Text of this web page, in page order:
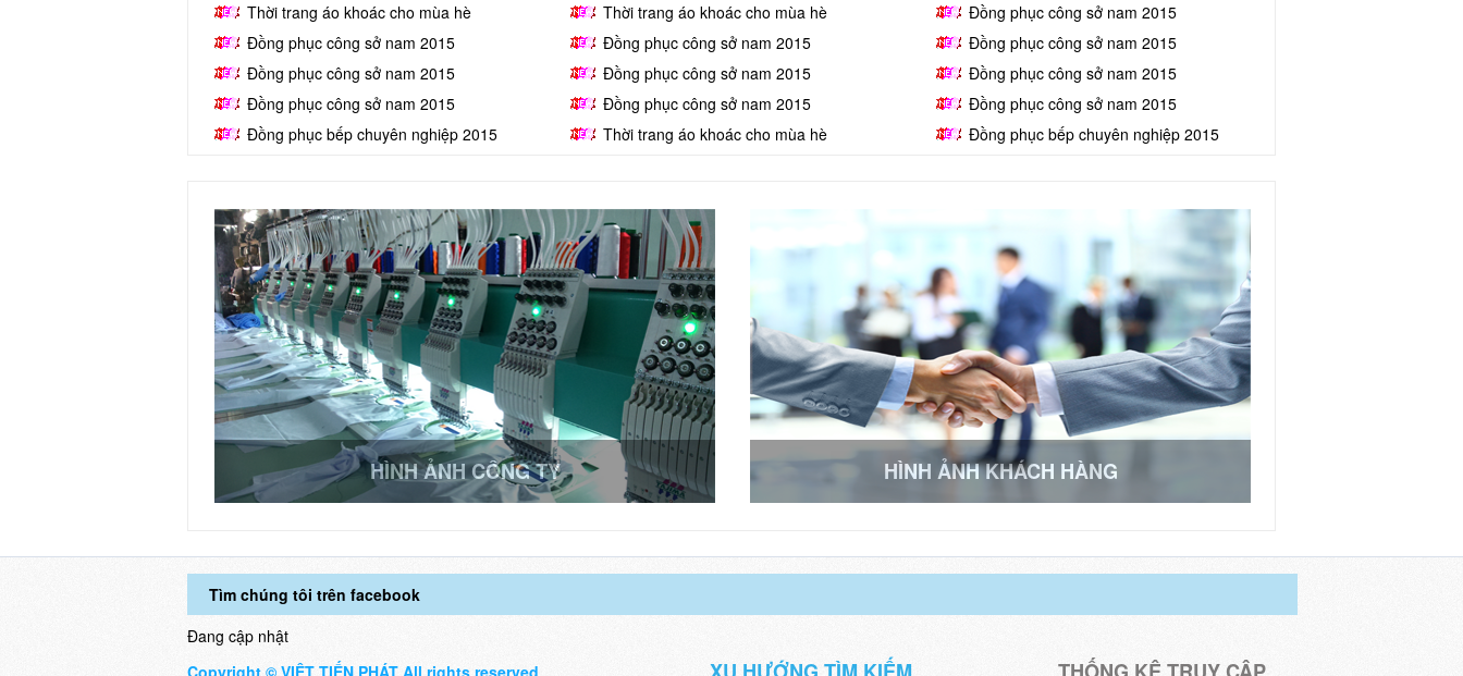
Thời trang áo khoác cho mùa hè
Thời trang áo khoác cho mùa hè
Đồng phục công sở nam 2015
Đồng phục công sở nam 2015
Đồng phục công sở nam 2015
Đồng phục công sở nam 2015
Đồng phục công sở nam 2015
Đồng phục công sở nam 2015
Đồng phục công sở nam 2015
Đồng phục công sở nam 2015
Đồng phục công sở nam 2015
Đồng phục công sở nam 2015
Đồng phục bếp chuyên nghiệp 2015
Thời trang áo khoác cho mùa hè Đồng phục bếp chuyên nghiệp 2015
HÌNH ẢNH CÔNG TY HÌNH ẢNH KHÁCH HÀNG
Tìm chúng tôi trên facebook
Đang cập nhật
Copyright © VIỆT TIẾN PHÁT All rights reserved